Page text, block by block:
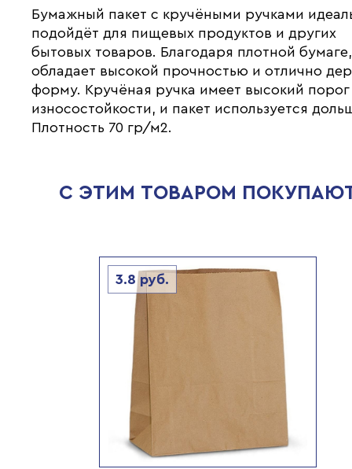
Бумажный пакет с кручёными ручками
подойдёт для пищевых продуктов и других
бытовых товаров. Благодаря плотной
обладает высокой прочностью и отлично
форму. Кручёная ручка имеет высокий порог
износостойкости, и пакет используется
Плотность 70 гр/м2.
С ЭТИМ ТОВАРОМ
3.8руб.